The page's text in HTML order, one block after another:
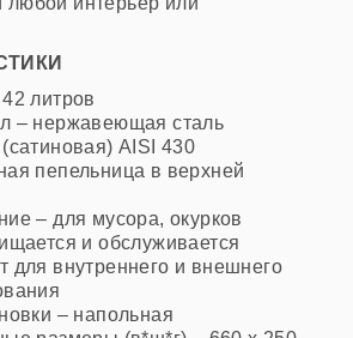
литров
– нержавеющая сталь
AISI 430
пепельница в верхней
– для мусора, окурков
и обслуживается
для внутреннего и внешнего
– напольная